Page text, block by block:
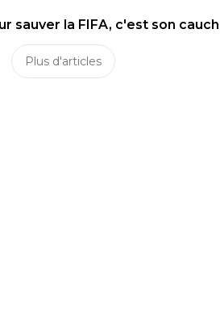
sauver la FIFA, c'est son
Plus d'articles